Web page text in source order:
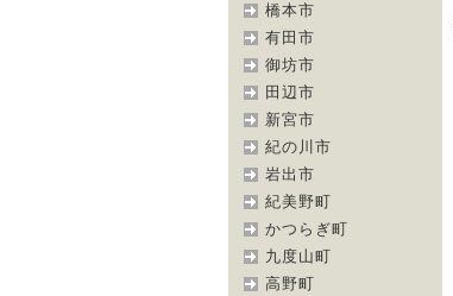
橋本市
有田市
御坊市
田辺市
新宮市
紀の川市
岩出市
紀美野町
かつらぎ町
九度山町
高野町